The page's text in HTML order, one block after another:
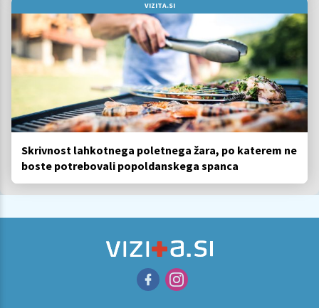
VIZITA.SI
Skrivnost lahkotnega poletnega žara, po katerem ne
boste potrebovali popoldanskega spanca